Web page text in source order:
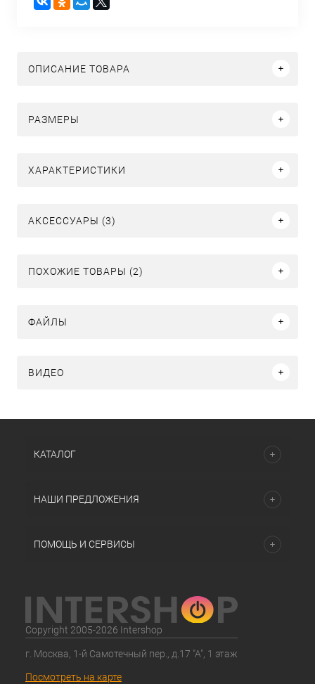
ОПИСАНИЕ ТОВАРА
РАЗМЕРЫ
ХАРАКТЕРИСТИКИ
АКСЕССУАРЫ (3)
ПОХОЖИЕ ТОВАРЫ (2)
ФАЙЛЫ
ВИДЕО
КАТАЛОГ
НАШИ ПРЕДЛОЖЕНИЯ
ПОМОЩЬ И СЕРВИСЫ
Copyright 2005-2026 Intershop
г. Москва, 1-й Самотечный пер., д.17 "А", 1 этаж
Посмотреть на карте